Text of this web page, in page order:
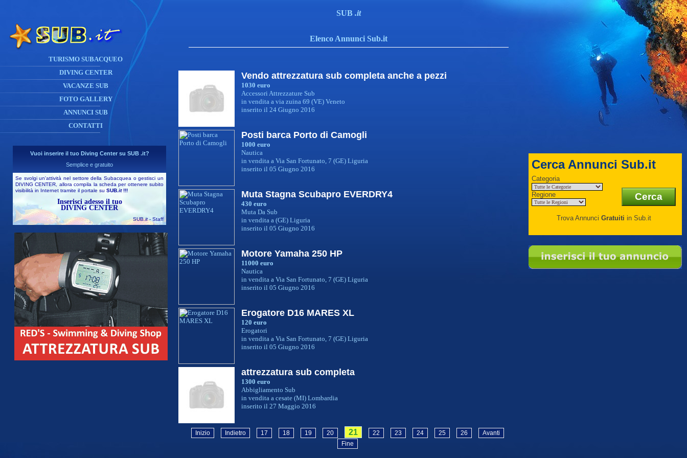
TURISMO SUBACQUEO
DIVING CENTER
VACANZE SUB
FOTO GALLERY
ANNUNCI SUB
CONTATTI
Vuoi inserire il tuo Diving Center su SUB .it?
Semplice e gratuito
Se svolgi un'attività nel settore della Subacquea o gestisci un
DIVING CENTER, allora compila la scheda per ottenere subito
visibilità in Internet tramite il portale su SUB .it!!!
Inserisci adesso il tuo
DIVING CENTER
SUB.it- Staff
SUB .it
Elenco Annunci Sub.it
Vendo attrezzatura sub completa anche a pezzi
1030 euro
Accessori Attrezzature Sub
in vendita a via zuina 69 (VE) Veneto
inserito il 24 Giugno 2016
Posti barca Porto di Camogli
1000 euro
Nautica
in vendita a Via San Fortunato, 7 (GE) Liguria
inserito il 05 Giugno 2016
Muta Stagna Scubapro EVERDRY4
430 euro
Muta Da Sub
in vendita a (GE) Liguria
inserito il 05 Giugno 2016
Motore Yamaha 250 HP
11000 euro
Nautica
in vendita a Via San Fortunato, 7 (GE) Liguria
inserito il 05 Giugno 2016
Erogatore D16 MARES XL
120 euro
Erogatori
in vendita a Via San Fortunato, 7 (GE) Liguria
inserito il 05 Giugno 2016
attrezzatura sub completa
1300 euro
Abbigliamento Sub
in vendita a cesate (MI) Lombardia
inserito il 27 Maggio 2016
Inizio Indietro 17 18 19 20 21 22 23 24 25 26
Avanti
Fine
Cerca Annunci Sub.it
Categoria
Regione
Trova Annunci Gratuiti in Sub.it